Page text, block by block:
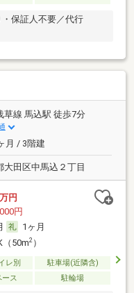
保証人不要／代行
草線 馬込駅 徒歩7分
月 / 3階建
大田区中馬込２丁目
万円
円
1ヶ月
（50m2）
レ別
駐車場(近隣含)
ス 駐輪場